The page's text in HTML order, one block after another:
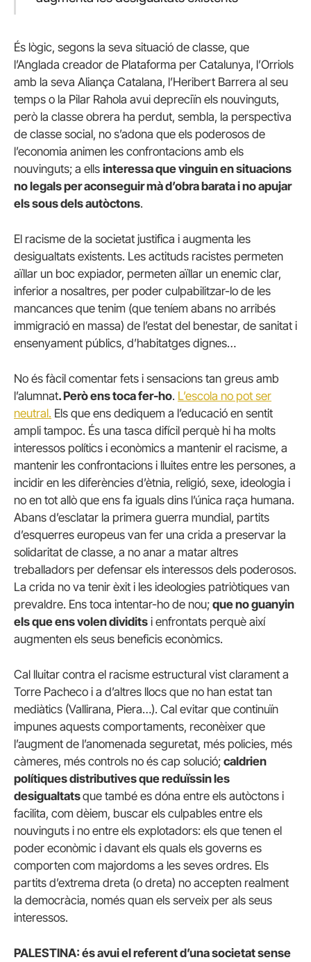
És lògic, segons la seva situació de classe, que
l’Anglada creador de Plataforma per Catalunya, l’Orriols
amb la seva Aliança Catalana, l’Heribert Barrera al seu
temps o la Pilar Rahola avui depreciïn els nouvinguts,
però la classe obrera ha perdut, sembla, la perspectiva
de classe social, no s’adona que els poderosos de
l’economia animen les confrontacions amb els
nouvinguts; a ells interessa que vinguin en situacions
no legals per aconseguir mà d’obra barata i no apujar
els sous dels autòctons.
El racisme de la societat justifica i augmenta les
desigualtats existents. Les actituds racistes permeten
aïllar un boc expiador, permeten aïllar un enemic clar,
inferior a nosaltres, per poder culpabilitzar-lo de les
mancances que tenim (que teníem abans no arribés
immigració en massa) de l’estat del benestar, de sanitat i
ensenyament públics, d’habitatges dignes…
No és fàcil comentar fets i sensacions tan greus amb
l’alumnat. Però ens toca fer-ho. L’escola no pot ser
neutral. Els que ens dediquem a l’educació en sentit
ampli tampoc. És una tasca difícil perquè hi ha molts
interessos polítics i econòmics a mantenir el racisme, a
mantenir les confrontacions i lluites entre les persones, a
incidir en les diferències d’ètnia, religió, sexe, ideologia i
no en tot allò que ens fa iguals dins l’única raça humana.
Abans d’esclatar la primera guerra mundial, partits
d’esquerres europeus van fer una crida a preservar la
solidaritat de classe, a no anar a matar altres
treballadors per defensar els interessos dels poderosos.
La crida no va tenir èxit i les ideologies patriòtiques van
prevaldre. Ens toca intentar-ho de nou; que no guanyin
els que ens volen dividits i enfrontats perquè així
augmenten els seus beneficis econòmics.
Cal lluitar contra el racisme estructural vist clarament a
Torre Pacheco i a d’altres llocs que no han estat tan
mediàtics (Vallirana, Piera…). Cal evitar que continuïn
impunes aquests comportaments, reconèixer que
l’augment de l’anomenada seguretat, més policies, més
càmeres, més controls no és cap solució; caldrien
polítiques distributives que reduïssin les
desigualtatsque també es dóna entre els autòctons i
facilita, com dèiem, buscar els culpables entre els
nouvinguts i no entre els explotadors: els que tenen el
poder econòmic i davant els quals els governs es
comporten com majordoms a les seves ordres. Els
partits d’extrema dreta (o dreta) no accepten realment
la democràcia, només quan els serveix per als seus
interessos.
PALESTINA: és avui el referent d’una societat sense